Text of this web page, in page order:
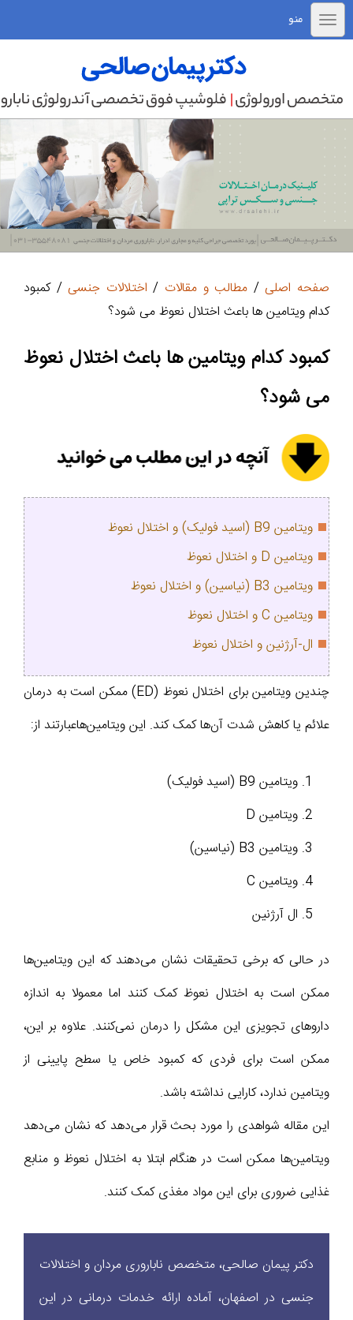
منو
صفحه اصلی / مطالب و مقالات / اختلالات جنسی / کمبود
کدام ویتامین ها باعث اختلال نعوظ می شود؟
کمبود کدام ویتامین ها باعث اختلال نعوظ
می شود؟
ویتامین B9 (اسید فولیک) و اختلال نعوظ
ویتامین D و اختلال نعوظ
ویتامین B3 (نیاسین) و اختلال نعوظ
ویتامین C و اختلال نعوظ
ال-آرژنین و اختلال نعوظ
چندین ویتامین برای اختلال نعوظ (ED) ممکن است به درمان
علائم یا کاهش شدت آن‌ها کمک کند. این ویتامین‌هاعبارتند از:
ویتامین B9 (اسید فولیک)
ویتامین D
ویتامین B3 (نیاسین)
ویتامین C
ال آرژنین
در حالی که برخی تحقیقات نشان می‌دهند که این ویتامین‌ها
ممکن است به اختلال نعوظ کمک کنند اما معمولا به اندازه
داروهای تجویزی این مشکل را درمان نمی‌کنند. علاوه بر این،
ممکن است برای فردی که کمبود خاص یا سطح پایینی از
ویتامین ندارد، کارایی نداشته باشد.
این مقاله شواهدی را مورد بحث قرار می‌دهد که نشان می‌دهد
ویتامین‌ها ممکن است در هنگام ابتلا به اختلال نعوظ و منابع
غذایی ضروری‌ برای این مواد مغذی کمک کنند.
دکتر پیمان صالحی، متخصص ناباروری مردان و اختلالات
جنسی در اصفهان، آماده ارائه خدمات درمانی در این